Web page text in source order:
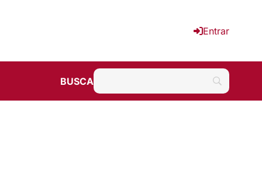
Entrar
BUSCA